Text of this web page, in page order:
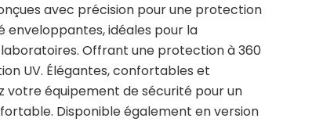
avec précision pour une protection
enveloppantes, idéales pour la
Offrant une protection à 360
UV. Élégantes, confortables et
votre équipement de sécurité pour un
Disponible également en version